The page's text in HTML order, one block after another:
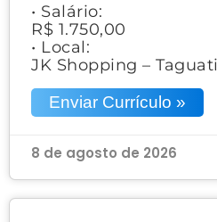
• Salário:
R$ 1.750,00
• Local:
JK Shopping –
Enviar Currículo »
8 de agosto de 2026